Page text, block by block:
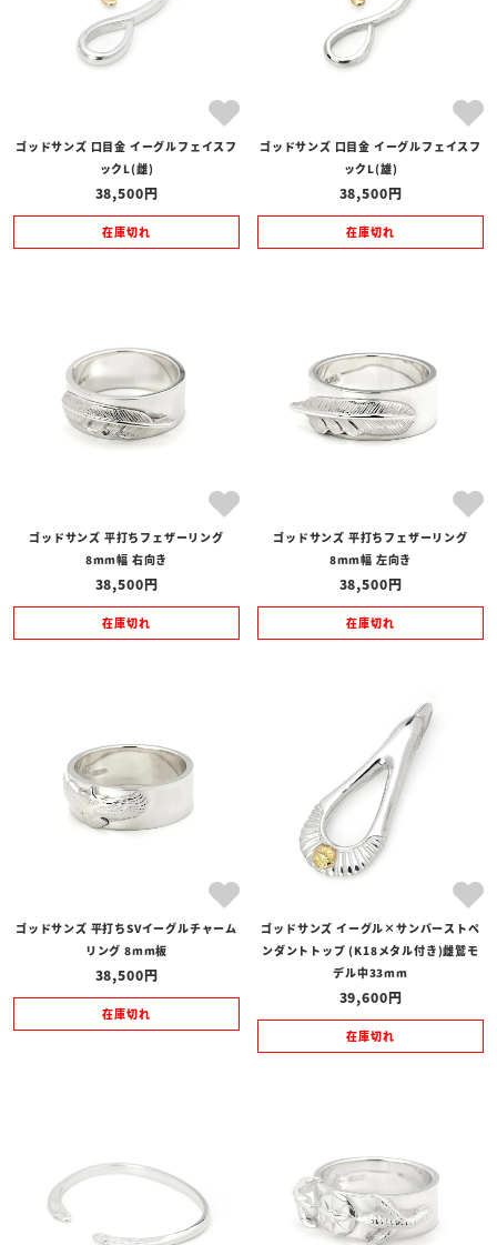
ゴッドサンズ 口目金 イーグルフェイスフ
ックL(雌)
38,500
在庫切れ
ゴッドサンズ 口目金 イーグルフェイスフ
ックL(雄)
38,500
在庫切れ
ゴッドサンズ 平打ちフェザーリング
8mm幅 右向き
38,500
在庫切れ
ゴッドサンズ 平打ちフェザーリング
8mm幅 左向き
38,500
在庫切れ
ゴッドサンズ 平打ちSVイーグルチャーム
リング 8mm板
38,500
在庫切れ
ゴッドサンズ イーグル×サンバーストペ
ンダントトップ (K18メタル付き)雌鷲モ
デル中33mm
39,600
在庫切れ